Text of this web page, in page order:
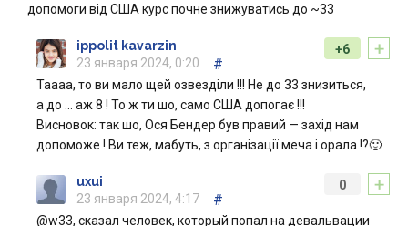
допомоги від США курс почне знижуватись до ~33
+
+6
ippolit kavarzin
23 января 2024, 0:20
#
Таааа, то ви мало щей озвезділи !!! Не до 33 знизиться,
а до … аж 8 ! То ж ти шо, само США допогає !!!
Висновок: так шо, Ося Бендер був правий — захід нам
допоможе ! Ви теж, мабуть, з організації меча і орала !?🙂
+
0
uxui
23 января 2024, 4:17
#
@w33, сказал человек, который попал на девальвации